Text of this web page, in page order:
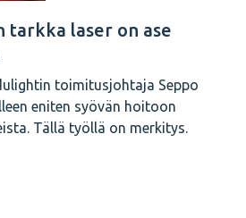
tarkka laser on ase
toimitusjohtaja Seppo
eniten syövän hoitoon
Tällä työllä on merkitys.